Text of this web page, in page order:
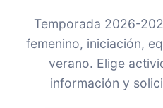
Temporada 2026-
femenino, iniciación,
verano. Elige
información y